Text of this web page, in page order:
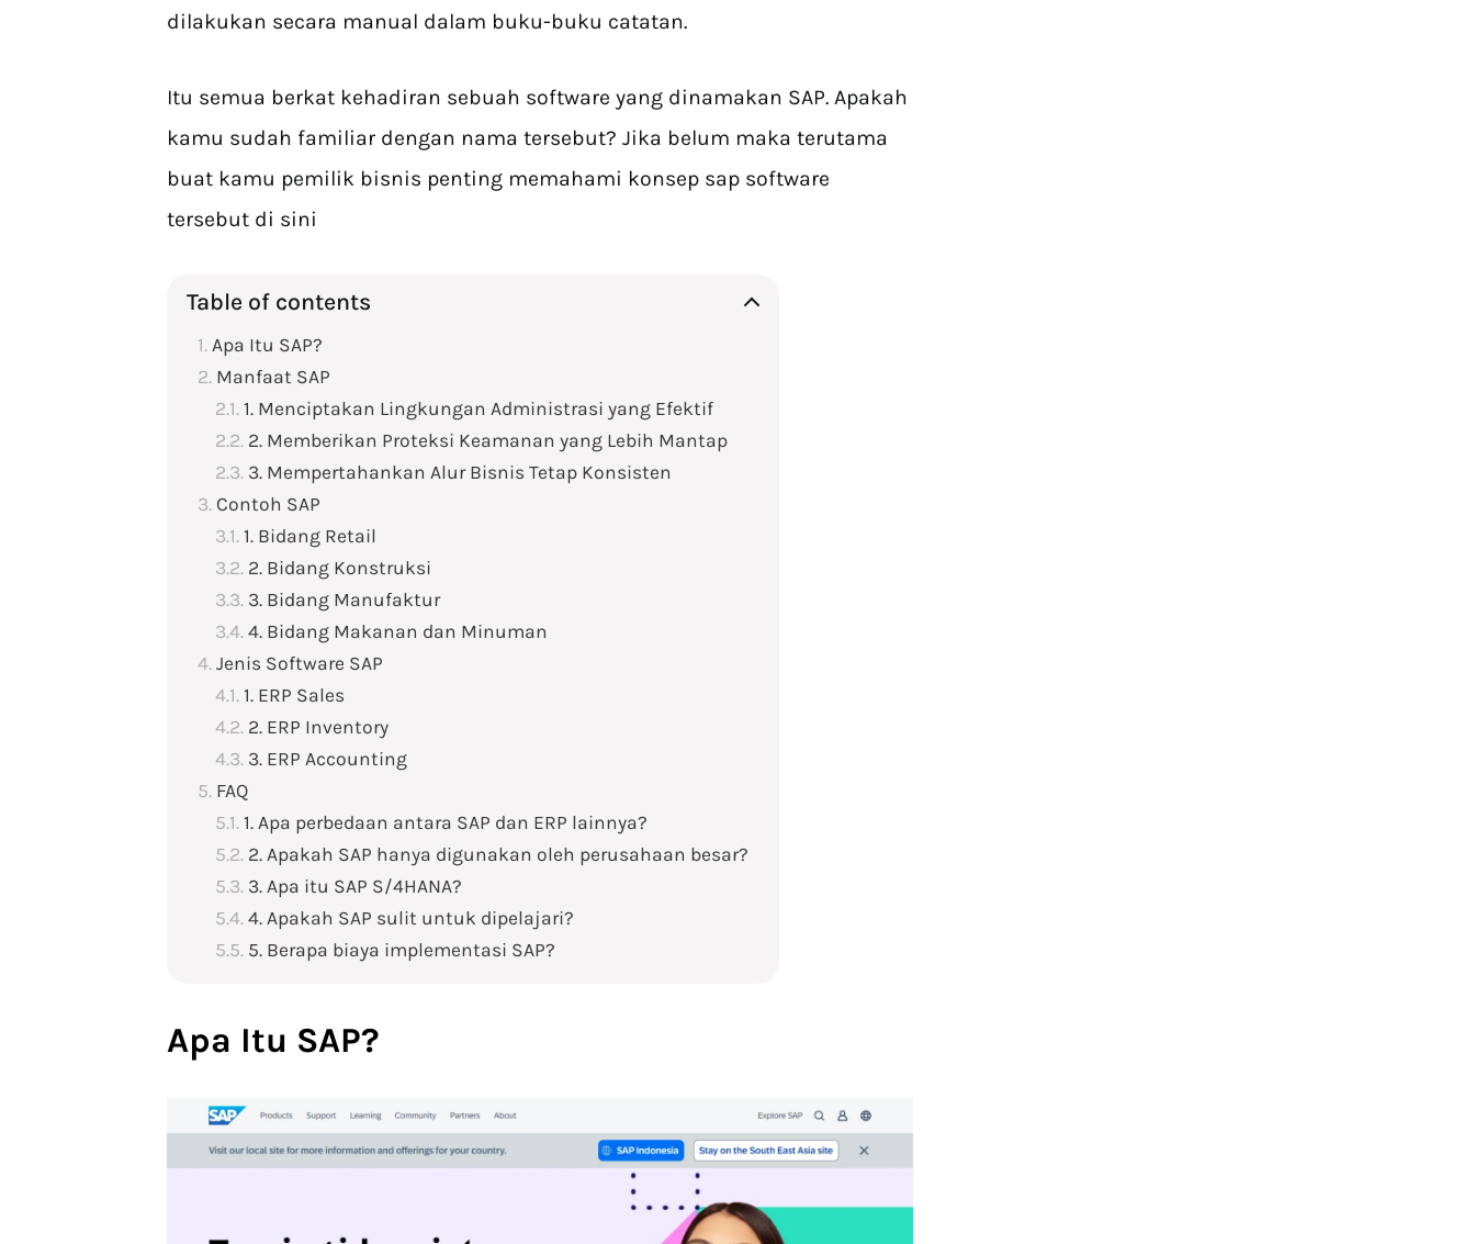
dilakukan secara manual dalam buku-buku catatan.
Itu semua berkat kehadiran sebuah software yang dinamakan SAP. Apakah
kamu sudah familiar dengan nama tersebut? Jika belum maka terutama
buat kamu pemilik bisnis penting memahami konsep sap software
tersebut di sini
Table of contents
Apa Itu SAP?
Manfaat SAP
1. Menciptakan Lingkungan Administrasi yang Efektif
2. Memberikan Proteksi Keamanan yang Lebih Mantap
3. Mempertahankan Alur Bisnis Tetap Konsisten
Contoh SAP
1. Bidang Retail
2. Bidang Konstruksi
3. Bidang Manufaktur
4. Bidang Makanan dan Minuman
Jenis Software SAP
1. ERP Sales
2. ERP Inventory
3. ERP Accounting
FAQ
1. Apa perbedaan antara SAP dan ERP lainnya?
2. Apakah SAP hanya digunakan oleh perusahaan besar?
3. Apa itu SAP S/4HANA?
4. Apakah SAP sulit untuk dipelajari?
5. Berapa biaya implementasi SAP?
Apa Itu SAP?